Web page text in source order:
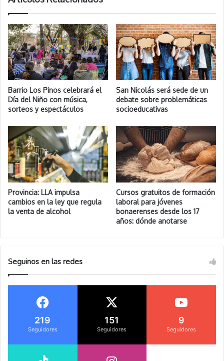
Barrio Los Pinos celebrará el
Día del Niño con música,
sorteos y espectáculos
San Nicolás será sede de un
debate sobre problemáticas
socioeducativas
Provincia: LLA impulsa
cambios en la ley que regula
la venta de alcohol
Cursos gratuitos de formación
laboral para jóvenes
bonaerenses desde los 17
años: dónde anotarse
Seguinos en las redes
219
Seguidores
151
Seguidores
9
Seguidores